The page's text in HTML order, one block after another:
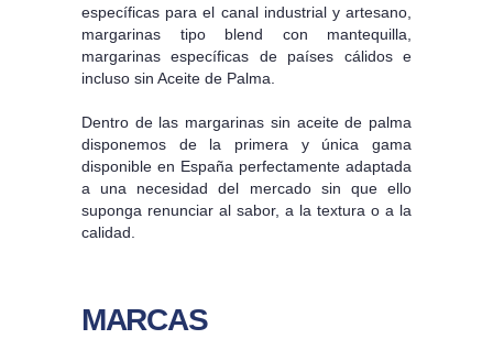
específicas para el canal industrial y artesano,
margarinas tipo blend con mantequilla,
margarinas específicas de países cálidos e
incluso sin Aceite de Palma.
Dentro de las margarinas sin aceite de palma
disponemos de la primera y única gama
disponible en España perfectamente adaptada
a una necesidad del mercado sin que ello
suponga renunciar al sabor, a la textura o a la
calidad.
MARCAS